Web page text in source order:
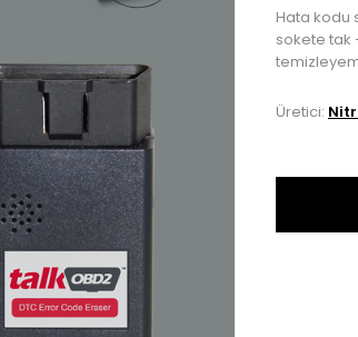
Hata kodu
sokete tak
Üretici: